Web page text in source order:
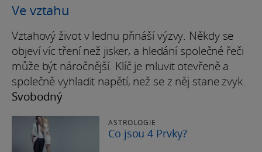
Ve vztahu
Vztahový život v lednu přináší výzvy. Někdy se
objeví víc tření než jisker, a hledání společné řeči
může být náročnější. Klíč je mluvit otevřeně a
společně vyhladit napětí, než se z něj stane zvyk.
Svobodný
ASTROLOGIE
Co jsou 4 Prvky?